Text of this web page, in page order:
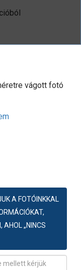
vágott fotó
A FOTÓINKKAL
AHOL „NINCS